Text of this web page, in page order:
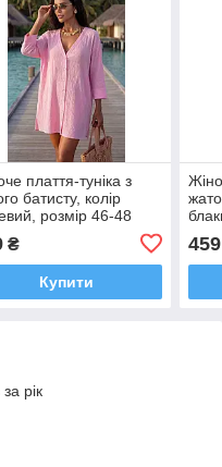
плаття-туніка з
батисту, колір
розмір 46-48
₴
Купити
459
рік